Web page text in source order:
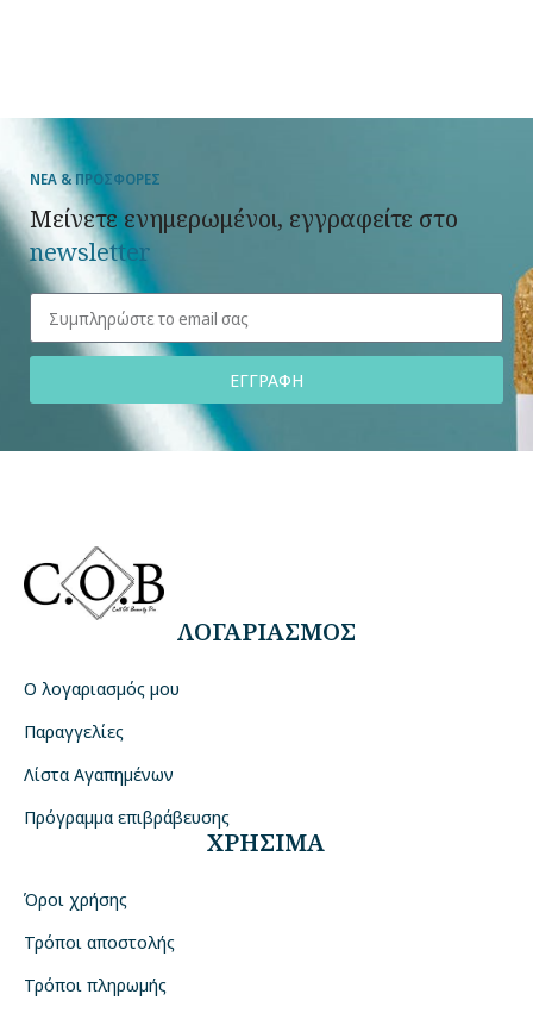
ΝΕΑ & ΠΡΟΣΦΟΡΕΣ
Μείνετε ενημερωμένοι, εγγραφείτε στο
newsletter
ΕΓΓΡΑΦΗ
ΛΟΓΑΡΙΑΣΜΟΣ
Ο λογαριασμός μου
Παραγγελίες
Λίστα Αγαπημένων
Πρόγραμμα επιβράβευσης
ΧΡΗΣΙΜΑ
Όροι χρήσης
Τρόποι αποστολής
Τρόποι πληρωμής